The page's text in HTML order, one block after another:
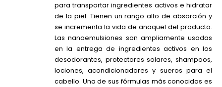
para transportar ingredientes activos e hidratar
de la piel. Tienen un rango alto de absorción y
se incrementa la vida de anaquel del producto.
Las nanoemulsiones son ampliamente usadas
en la entrega de ingredientes activos en los
desodorantes, protectores solares, shampoos,
lociones, acondicionadores y sueros para el
cabello. Una de sus fórmulas más conocidas es